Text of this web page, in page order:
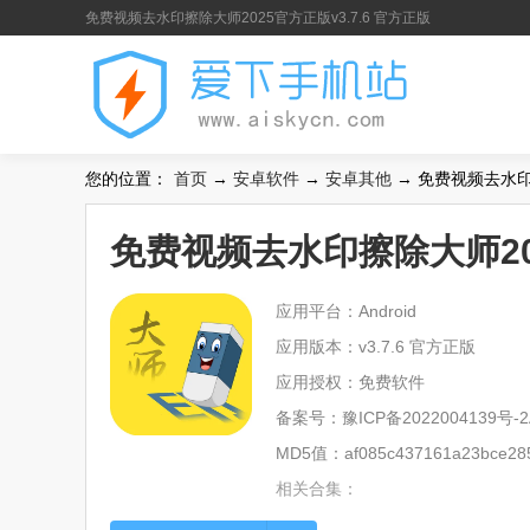
免费视频去水印擦除大师2025官方正版v3.7.6 官方正版
您的位置： 首页 → 安卓软件 → 安卓其他 → 免费视频去水
免费视频去水印擦除大师
应用平台：Android
应用版本：v3.7.6 官方正版
应用授权：免费软件
备案号： 豫ICP备2022004139号-
MD5值：
相关合集：